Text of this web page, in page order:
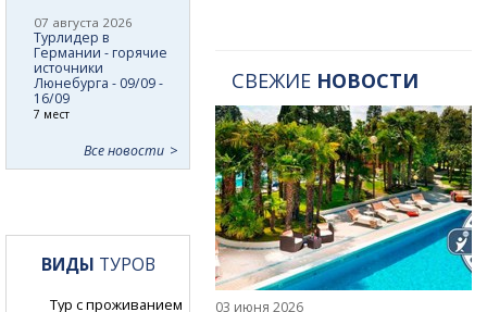
СВЕЖИЕ НОВОСТИ
03 июня 2026
07 августа 2026
Турлидер в
Германии - горячие
источники
Люнебурга - 09/09 -
16/09
7 мест
Все новости
ВИДЫ ТУРОВ
Тур с проживанием